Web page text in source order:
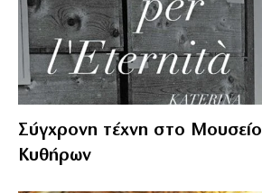
Σύγχρονη τέχνη στο Μουσείο
Κυθήρων